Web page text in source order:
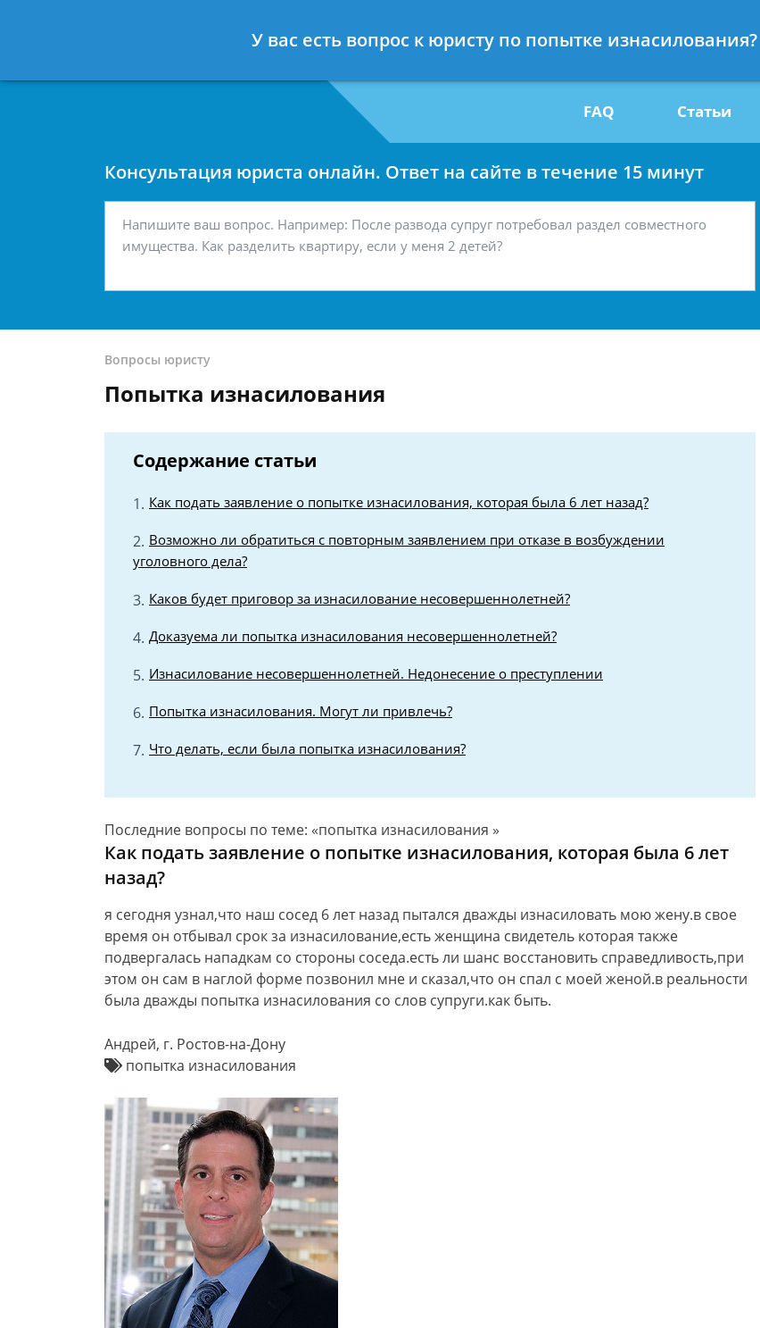
7 812 467-34-29
Получите
FAQ Статьи
Консультация юриста онлайн. Ответ на сайте в течение 15 минут
Вопросы юристу
Попытка изнасилования
Содержание статьи
Как подать заявление о попытке изнасилования, которая была 6 лет назад?
Возможно ли обратиться с повторным заявлением при отказе в возбуждении
уголовного дела?
Каков будет приговор за изнасилование несовершеннолетней?
Доказуема ли попытка изнасилования несовершеннолетней?
Изнасилование несовершеннолетней. Недонесение о преступлении
Попытка изнасилования. Могут ли привлечь?
Что делать, если была попытка изнасилования?
Последние вопросы по теме: «попытка изнасилования »
Как подать заявление о попытке изнасилования, которая была 6 лет
назад?
я сегодня узнал,что наш сосед 6 лет назад пытался дважды изнасиловать мою жену.в свое
время он отбывал срок за изнасилование,есть женщина свидетель которая также
подвергалась нападкам со стороны соседа.есть ли шанс восстановить справедливость,при
этом он сам в наглой форме позвонил мне и сказал,что он спал с моей женой.в реальности
была дважды попытка изнасилования со слов супруги.как быть.
Андрей, г. Ростов-на-Дону
попытка изнасилования
У вас есть вопрос к юристу по попытке изнасилования?